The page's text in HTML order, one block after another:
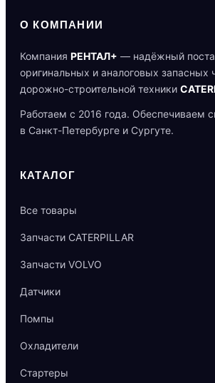
О КОМПАНИИ
Компания РЕНТАЛ+ — надёжный
оригинальных и аналоговых запасных
дорожно-строительной техники
Работаем с 2016 года. Обеспечиваем
в Санкт-Петербурге и Сургуте.
КАТАЛОГ
Все товары
Запчасти CATERPILLAR
Запчасти VOLVO
Датчики
Помпы
Охладители
Стартеры